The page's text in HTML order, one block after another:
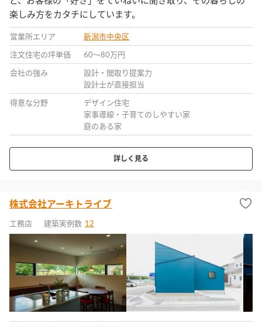
楽しみ方をカタチにしています。
営業所エリア 新潟市中央区
注文住宅の坪単価 60〜80万円
会社の強み
設計・間取り提案力
設計士が直接担当
得意な分野
デザイン住宅
家事導線・子育てのしやすい家
庭のある家
詳しく見る
株式会社アーキトライブ
工務店 建築実例数 12